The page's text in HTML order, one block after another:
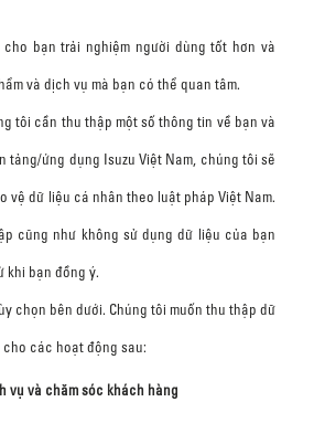
bạn trải nghiệm người dùng tốt hơn và
và dịch vụ mà bạn có thể quan tâm.
tôi cần thu thập một số thông tin về bạn và
tảng/ứng dụng Isuzu Việt Nam, chúng tôi sẽ
vệ dữ liệu cá nhân theo luật pháp Việt Nam.
cũng như không sử dụng dữ liệu của bạn
khi bạn đồng ý.
chọn bên dưới. Chúng tôi muốn thu thập dữ
các hoạt động sau:
vụ và chăm sóc khách hàng